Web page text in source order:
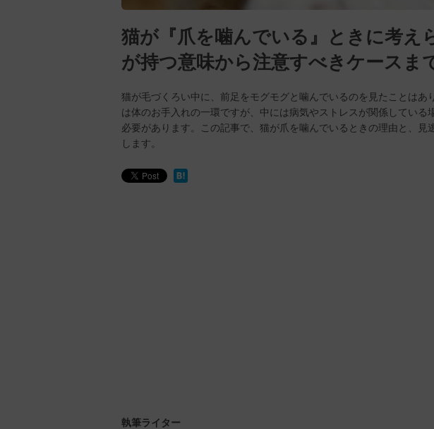
猫が『爪を噛んでいる』ときに考
が持つ意味から注意すべきケースま
猫が毛づくろい中に、前足をモグモグと噛んでいるのを見たことはあ
は体のお手入れの一環ですが、中には病気やストレスが関係している
必要があります。この記事で、猫が爪を噛んでいるときの理由と、見
します。
執筆ライター